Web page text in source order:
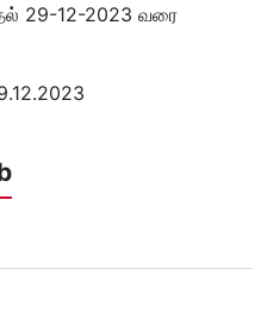
29-12-2023 வரை